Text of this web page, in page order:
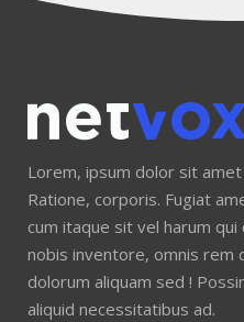
Lorem, ipsum dolor sit
Ratione, corporis. Fugiat
cum itaque sit vel harum
nobis inventore, omnis rem
dolorum aliquam sed !
aliquid necessitatibus ad.